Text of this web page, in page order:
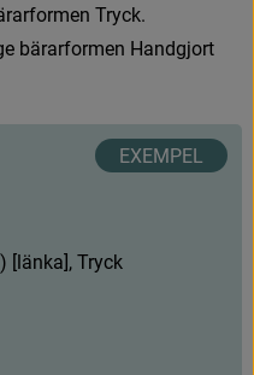
rarformen Tryck.
e bärarformen Handgjort
) [länka], Tryck